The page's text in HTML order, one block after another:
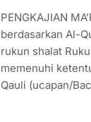
PENGKAJIAN
berdasarkan Al-
rukun shalat
memenuhi
Qauli (ucapan/